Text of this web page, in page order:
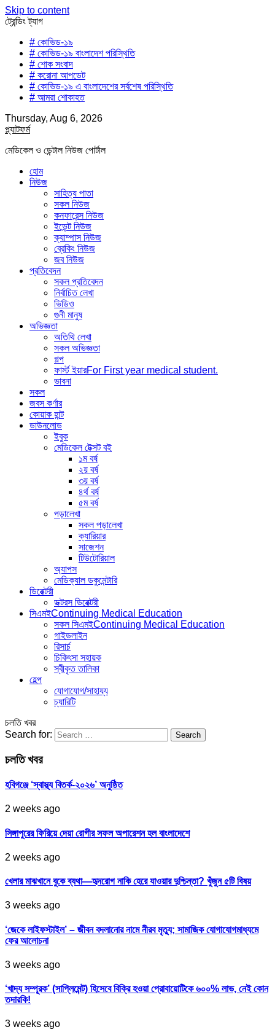
Skip to content
ট্রেন্ডিং ট্যাগ
# কোভিড-১৯
# কোভিড-১৯ বাংলাদেশ পরিস্থিতি
# শোক সংবাদ
# করোনা আপডেট
# কোভিড-১৯ এ বাংলাদেশের সর্বশেষ পরিস্থিতি
# আমরা শোকাহত
Thursday, Aug 6, 2026
প্ল্যাটফর্ম
মেডিকেল ও ডেন্টাল নিউজ পোর্টাল
হোম
নিউজ
সাহিত্য পাতা
সকল নিউজ
কনফারেন্স নিউজ
ইভেন্ট নিউজ
ক্যাম্পাস নিউজ
ব্রেকিং নিউজ
জব নিউজ
প্রতিবেদন
সকল প্রতিবেদন
নির্বাচিত লেখা
ভিডিও
গুনী মানুষ
অভিজ্ঞতা
অতিথি লেখা
সকল অভিজ্ঞতা
গল্প
ফার্স্ট ইয়ারFor First year medical student.
ভাবনা
সকল
জবস কর্ণার
কোয়াক হান্ট
ডাউনলোড
ইবুক
মেডিকেল টেক্সট বই
১ম বর্ষ
২য় বর্ষ
৩য় বর্ষ
৪র্থ বর্ষ
৫ম বর্ষ
পড়ালেখা
সকল পড়ালেখা
ক্যারিয়ার
সাজেশন
টিউটোরিয়াল
অ্যাপস
মেডিক্যাল ডকুমেন্টারি
ডিরেক্টরী
ডক্টরস ডিরেক্টরী
সিএমইContinuing Medical Education
সকল সিএমইContinuing Medical Education
গাইডলাইন
রিসার্চ
চিকিৎসা সহায়ক
স্বীকৃত তালিকা
হেল্প
যোগাযোগ/সাহায্য
চ্যারিটি
চলতি খবর
Search for:
চলতি খবর
হবিগঞ্জে ‘স্বাস্থ্য বিতর্ক-২০২৬’ অনুষ্ঠিত
2 weeks ago
সিঙ্গাপুরের ফিরিয়ে দেয়া রোগীর সফল অপারেশন হল বাংলাদেশে
2 weeks ago
খেলার মাঝখানে বুকে ব্যথা—হৃদরোগ নাকি হেরে যাওয়ার দুশ্চিন্তা? খুঁজুন ৫টি বিষয়
3 weeks ago
‘জেকে লাইফস্টাইল’ – জীবন বদলানোর নামে নীরব মৃত্যু; সামাজিক যোগাযোগমাধ্যমে
ফের আলোচনা
3 weeks ago
‘খাদ্য সম্পূরক’ (সাপ্লিমেন্ট) হিসেবে বিক্রি হওয়া প্রোবায়োটিকে ৬০০% লাভ, নেই কোন
তদারকি!
3 weeks ago